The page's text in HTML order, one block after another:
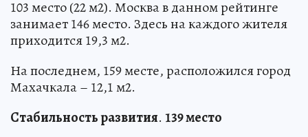
103 место (22 м2). Москва в данном рейтинге
занимает 146 место. Здесь на каждого жителя
приходится 19,3 м2.
На последнем, 159 месте, расположился город
Махачкала – 12,1 м2.
Стабильность развития. 139 место